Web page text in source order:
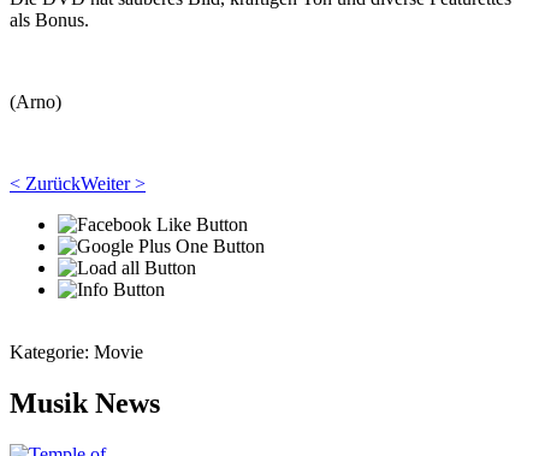
als Bonus.
(Arno)
< ZurückWeiter >
Kategorie: Movie
Musik News